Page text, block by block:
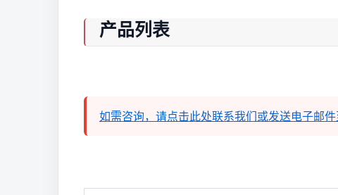
产品列表
如需咨询，请点击此处联系我们或发送电子邮